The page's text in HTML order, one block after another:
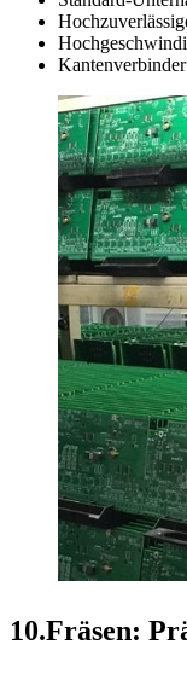
10.Fräsen: